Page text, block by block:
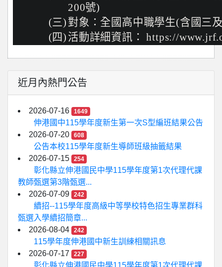
200號)
(三) 對象：全國高中職學生(含國三
(四) 活動詳細資訊： https://
近月內熱門公告
2026-07-16 1649
伸港國中115學年度新生第一次S型編班結果公告
2026-07-20
608
公告本校115學年度新生導師班級抽籤結果
2026-07-15
254
彰化縣立伸港國民中學115學年度第1次代理代課
教師甄選第3階甄選...
2026-07-09
242
續招--115學年度高級中等學校特色招生專業群科
甄選入學續招簡章...
2026-08-04
242
115學年度伸港國中新生訓練相關訊息
2026-07-17
227
彰化縣立伸港國民中學115學年度第1次代理代課